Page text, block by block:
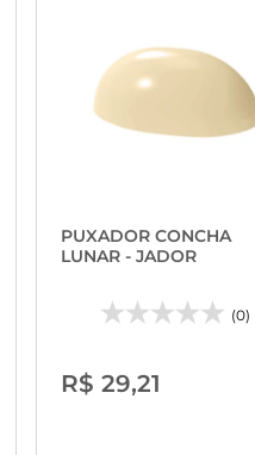
PUXADOR CONCHA
LUNAR - JADOR
(0)
R$ 29,21